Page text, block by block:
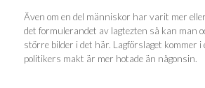
Även om en del människor har varit mer
det formulerandet av lagtezten så kan man
större bilder i det här. Lagförslaget kommer
politikers makt är mer hotade än någonsin.